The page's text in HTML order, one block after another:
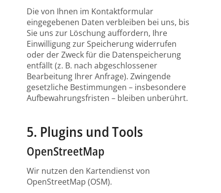
Die von Ihnen im Kontaktformular
eingegebenen Daten verbleiben bei uns, bis
Sie uns zur Löschung auffordern, Ihre
Einwilligung zur Speicherung widerrufen
oder der Zweck für die Datenspeicherung
entfällt (z. B. nach abgeschlossener
Bearbeitung Ihrer Anfrage). Zwingende
gesetzliche Bestimmungen – insbesondere
Aufbewahrungsfristen – bleiben unberührt.
5. Plugins und Tools
OpenStreetMap
Wir nutzen den Kartendienst von
OpenStreetMap (OSM).